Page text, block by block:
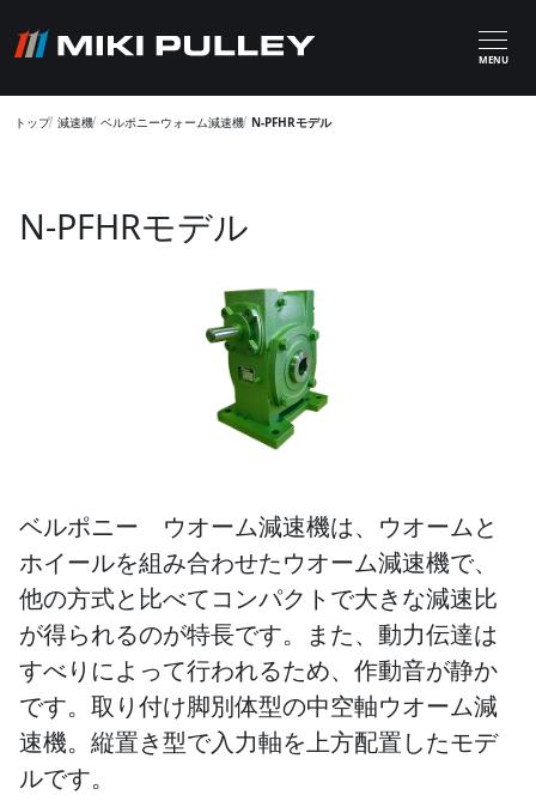
MENU
トップ 減速機 ベルポニーウォーム減速機 N-PFHRモデル
N-PFHRモデル
ベルポニー ウオーム減速機は、ウオームと
ホイールを組み合わせたウオーム減速機で、
他の方式と比べてコンパクトで大きな減速比
が得られるのが特長です。また、動力伝達は
すべりによって行われるため、作動音が静か
です。取り付け脚別体型の中空軸ウオーム減
速機。縦置き型で入力軸を上方配置したモデ
ルです。